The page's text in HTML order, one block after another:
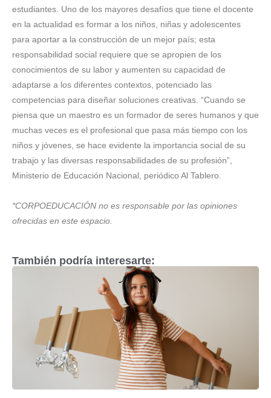
estudiantes. Uno de los mayores desafíos que tiene el docente
en la actualidad es formar a los niños, niñas y adolescentes
para aportar a la construcción de un mejor país; esta
responsabilidad social requiere que se apropien de los
conocimientos de su labor y aumenten su capacidad de
adaptarse a los diferentes contextos, potenciado las
competencias para diseñar soluciones creativas. “Cuando se
piensa que un maestro es un formador de seres humanos y que
muchas veces es el profesional que pasa más tiempo con los
niños y jóvenes, se hace evidente la importancia social de su
trabajo y las diversas responsabilidades de su profesión”,
Ministerio de Educación Nacional, periódico Al Tablero.
*CORPOEDUCACIÓN no es responsable por las opiniones
ofrecidas en este espacio.
También podría interesarte: